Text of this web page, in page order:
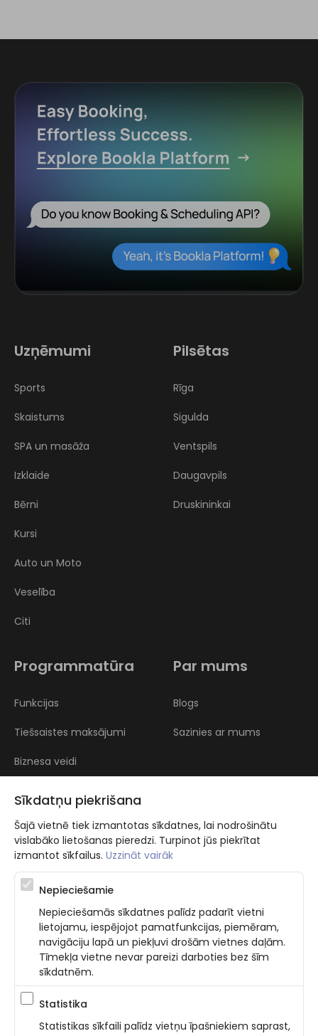
Sīkdatņu piekrišana
Šajā vietnē tiek izmantotas sīkdatnes, lai nodrošinātu
vislabāko lietošanas pieredzi. Turpinot jūs piekrītat
izmantot sīkfailus. Uzzināt vairāk
Nepieciešamie
Nepieciešamās sīkdatnes palīdz padarīt vietni
lietojamu, iespējojot pamatfunkcijas, piemēram,
navigāciju lapā un piekļuvi drošām vietnes daļām.
Tīmekļa vietne nevar pareizi darboties bez šīm
sīkdatnēm.
Statistika
Statistikas sīkfaili palīdz vietņu īpašniekiem saprast,
Uzņēmumi
Sports
Skaistums
SPA un masāža
Izklaide
Bērni
Kursi
Auto un Moto
Veselība
Citi
Pilsētas
Rīga
Sigulda
Ventspils
Daugavpils
Druskininkai
Programmatūra
Funkcijas
Tiešsaistes maksājumi
Biznesa veidi
Par mums
Blogs
Sazinies ar mums
Atbalsta programma augsti kvalificētu darba ņēmēju piesaistei.
Projekta ietvaros plānota informācijas pakalpojuma izstrāde, kas
ļauj pakalpojumu sniedzējiem digitalizēt uzņēmuma procesus.
Projekta rezultātā ir veikta mobilo lietotņu un pašapkalpošanās
portāla izveide. Projekta ieviešanas rezultatā plānota
bezkontakta apkalpošanas risinājumu izveide pakalpojumu
sniedzējiem. Nr. JU-PI-2022/43.
Privatuma politika Nosacījumi un prasības